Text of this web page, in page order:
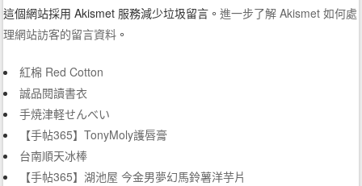
這個網站採用 Akismet 服務減少垃圾留言。進一步了解 Akismet 如何處
理網站訪客的留言資料 。
紅棉 Red Cotton
誠品閱讀書衣
手焼津軽せんべい
【手帖365】TonyMoly護唇膏
台南順天冰棒
【手帖365】湖池屋 今金男夢幻馬鈴薯洋芋片